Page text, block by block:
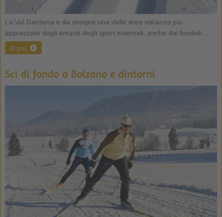
La Val Gardena è da sempre una delle aree vacanza più
apprezzate dagli amanti degli sport invernali, anche dai fondisti ...
di più
Sci di fondo a Bolzano e dintorni